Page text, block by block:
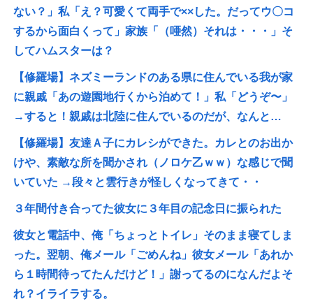
ない？」私「え？可愛くて両手で××した。だってウ〇コ
するから面白くって」家族「（唖然）それは・・・」そ
してハムスターは？
【修羅場】ネズミーランドのある県に住んでいる我が家
に親戚「あの遊園地行くから泊めて！」私「どうぞ〜」
→すると！親戚は北陸に住んでいるのだが、なんと…
【修羅場】友達Ａ子にカレシができた。カレとのお出か
けや、素敵な所を聞かされ（ノロケ乙ｗｗ）な感じで聞
いていた →段々と雲行きが怪しくなってきて・・
３年間付き合ってた彼女に３年目の記念日に振られた
彼女と電話中、俺「ちょっとトイレ」そのまま寝てしま
った。翌朝、俺メール「ごめんね」彼女メール「あれか
ら１時間待ってたんだけど！」謝ってるのになんだよそ
れ？イライラする。